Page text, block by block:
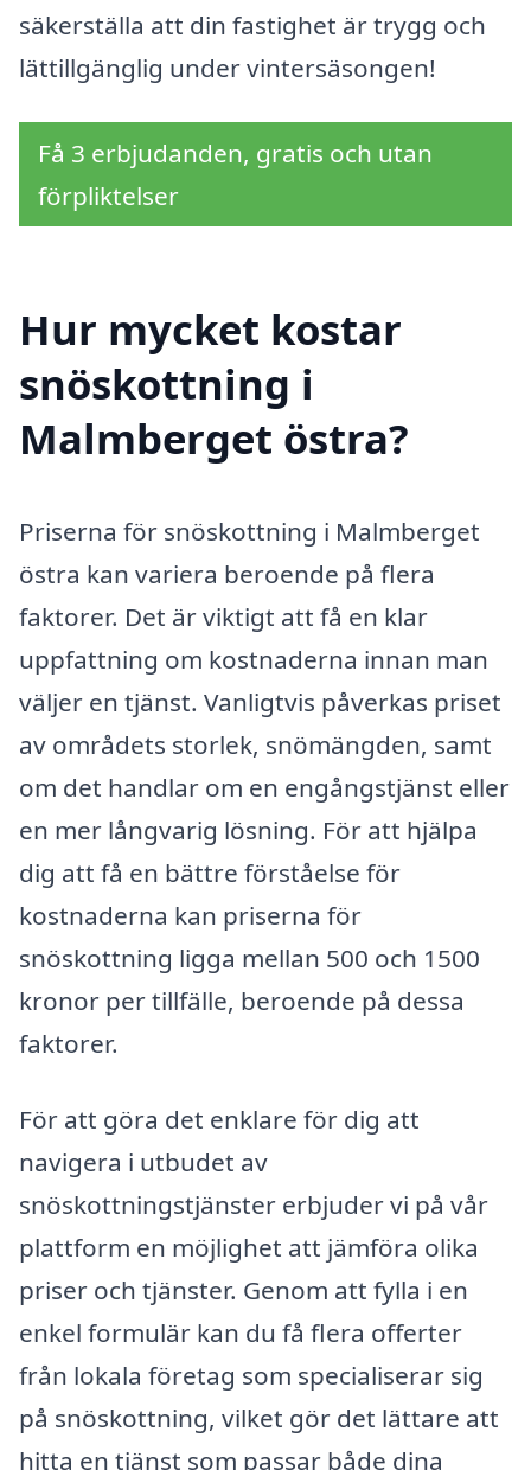
säkerställa att din fastighet är trygg och
lättillgänglig under vintersäsongen!
Få 3 erbjudanden, gratis och utan
förpliktelser
Hur mycket kostar
snöskottning i
Malmberget östra?
Priserna för snöskottning i Malmberget
östra kan variera beroende på flera
faktorer. Det är viktigt att få en klar
uppfattning om kostnaderna innan man
väljer en tjänst. Vanligtvis påverkas priset
av områdets storlek, snömängden, samt
om det handlar om en engångstjänst eller
en mer långvarig lösning. För att hjälpa
dig att få en bättre förståelse för
kostnaderna kan priserna för
snöskottning ligga mellan 500 och 1500
kronor per tillfälle, beroende på dessa
faktorer.
För att göra det enklare för dig att
navigera i utbudet av
snöskottningstjänster erbjuder vi på vår
plattform en möjlighet att jämföra olika
priser och tjänster. Genom att fylla i en
enkel formulär kan du få flera offerter
från lokala företag som specialiserar sig
på snöskottning, vilket gör det lättare att
hitta en tjänst som passar både dina